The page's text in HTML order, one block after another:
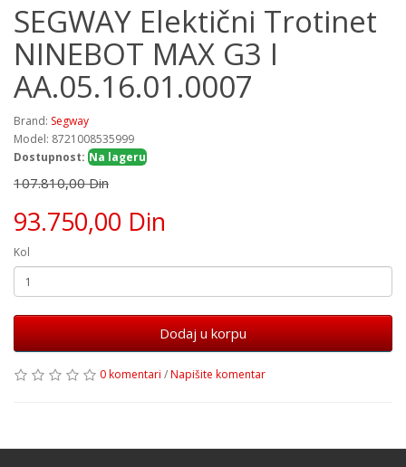
SEGWAY Elektični Trotinet
NINEBOT MAX G3 I
AA.05.16.01.0007
Brand: Segway
Model: 8721008535999
Dostupnost: Na lageru
107.810,00 Din
93.750,00 Din
Kol
Dodaj u korpu
0 komentari /Napišite komentar